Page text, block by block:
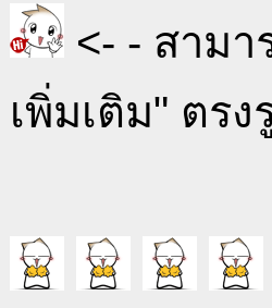
<- - สาม
เพิ่มเติม" ตร